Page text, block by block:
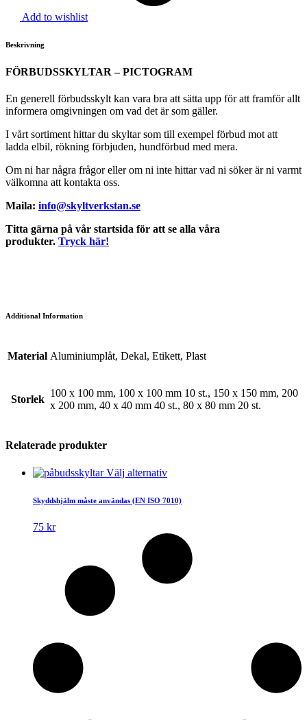
Add to wishlist
Beskrivning
FÖRBUDSSKYLTAR – PICTOGRAM
En generell förbudsskylt kan vara bra att sätta upp för att framför allt
informera omgivningen om vad det är som gäller.
I vårt sortiment hittar du skyltar som till exempel förbud mot att
ladda elbil, rökning förbjuden, hundförbud med mera.
Om ni har några frågor eller om ni inte hittar vad ni söker är ni varmt
välkomna att kontakta oss.
Maila: info@skyltverkstan.se
Titta gärna på vår startsida för att se alla våra
produkter. Tryck här!
Additional Information
Material Aluminiumplåt, Dekal, Etikett, Plast
Storlek
100 x 100 mm, 100 x 100 mm 10 st., 150 x 150 mm, 200
x 200 mm, 40 x 40 mm 40 st., 80 x 80 mm 20 st.
Relaterade produkter
Välj alternativDen
produkten
varianter.
alternativen
kan
Skyddshjälm måste användas (EN ISO 7010)
75 kr